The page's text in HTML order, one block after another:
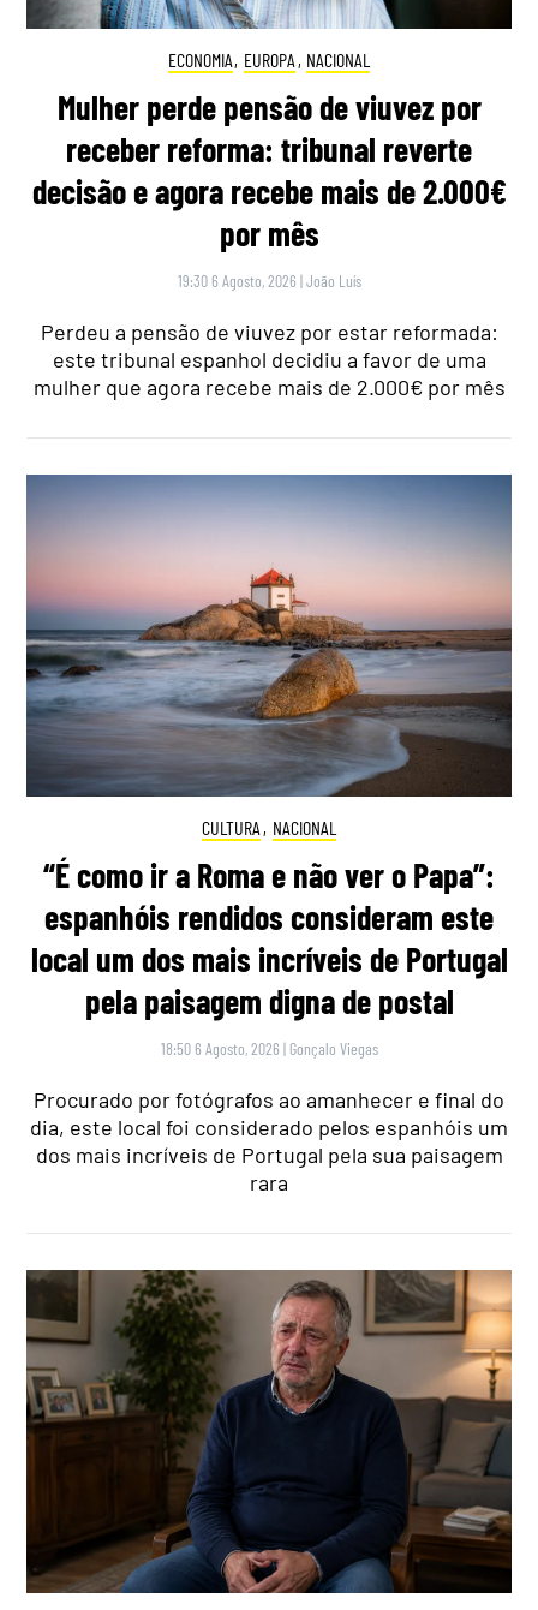
ECONOMIA, EUROPA , NACIONAL
Mulher perde pensão de viuvez por
receber reforma: tribunal reverte
decisão e agora recebe mais de 2.000€
por mês
19:30 6 Agosto, 2026 |João Luís
Perdeu a pensão de viuvez por estar reformada:
este tribunal espanhol decidiu a favor de uma
mulher que agora recebe mais de 2.000€ por mês
CULTURA , NACIONAL
“É como ir a Roma e não ver o Papa”:
espanhóis rendidos consideram este
local um dos mais incríveis de Portugal
pela paisagem digna de postal
18:50 6 Agosto, 2026 | Gonçalo Viegas
Procurado por fotógrafos ao amanhecer e final do
dia, este local foi considerado pelos espanhóis um
dos mais incríveis de Portugal pela sua paisagem
rara